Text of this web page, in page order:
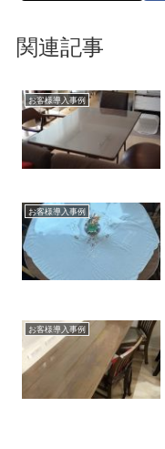
関連記事
お客様導入事例
お客様導入事例
お客様導入事例